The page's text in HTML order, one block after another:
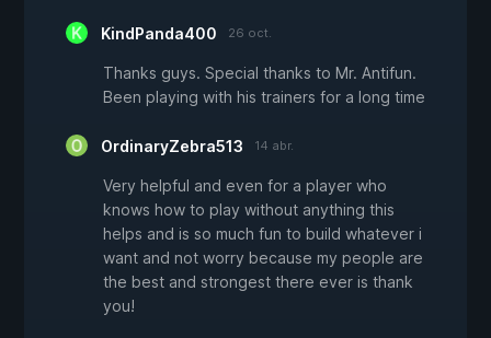
KindPanda400 26 oct.
Thanks guys. Special thanks to Mr. Antifun.
Been playing with his trainers for a long time
OrdinaryZebra513 14 abr.
Very helpful and even for a player who
knows how to play without anything this
helps and is so much fun to build whatever i
want and not worry because my people are
the best and strongest there ever is thank
you!